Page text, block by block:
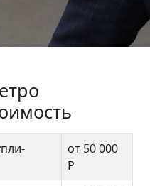
от 50 000
Р